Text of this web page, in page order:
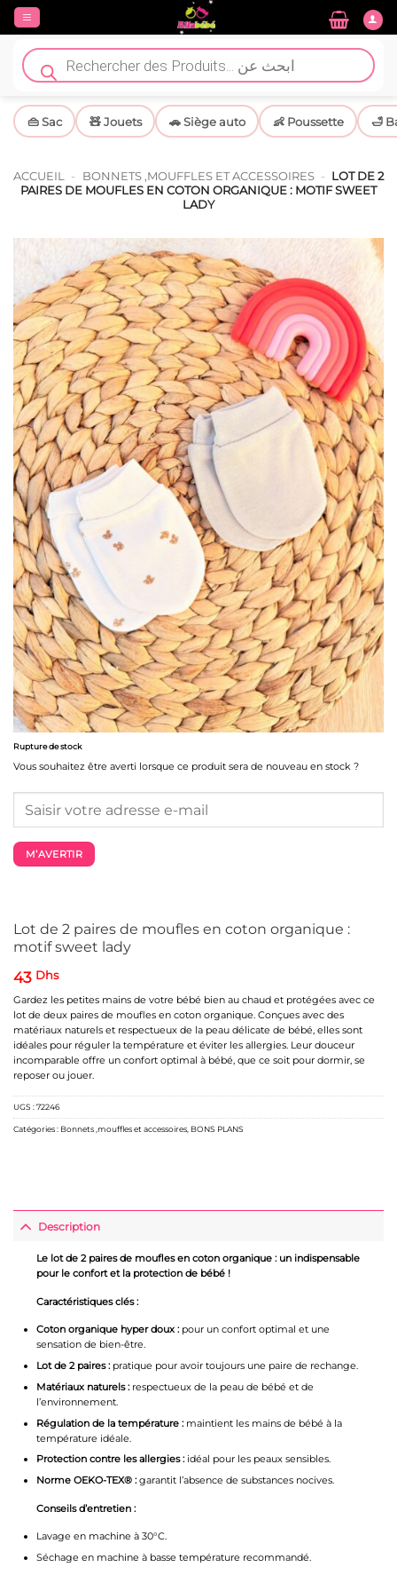
Passer
contenu
Recherche
de
produits
👜 Sac 🧸 Jouets 🚗 Siège auto 👶 Poussette 🛁
ACCUEIL - BONNETS ,MOUFFLES ET ACCESSOIRES - LOT DE 2
PAIRES DE MOUFLES EN COTON ORGANIQUE : MOTIF SWEET
LADY
Lot de 2 paires de moufles en coton organique :
motif sweet lady
43 Dhs
Gardez les petites mains de votre bébé bien au chaud et protégées avec ce
lot de deux paires de moufles en coton organique. Conçues avec des
matériaux naturels et respectueux de la peau délicate de bébé, elles sont
idéales pour réguler la température et éviter les allergies. Leur douceur
incomparable offre un confort optimal à bébé, que ce soit pour dormir, se
reposer ou jouer.
Rupture de stock
Vous souhaitez être averti lorsque ce produit sera de nouveau en stock ?
M’AVERTIR
UGS :72246
Catégories : Bonnets ,mouffles et accessoires, BONS PLANS
Description
Le lot de 2 paires de moufles en coton organique : un indispensable
pour le confort et la protection de bébé !
Caractéristiques clés :
Coton organique hyper doux :pour un confort optimal et une
sensation de bien-être.
Lot de 2 paires :pratique pour avoir toujours une paire de rechange.
Matériaux naturels :respectueux de la peau de bébé et de
l’environnement.
Régulation de la température :maintient les mains de bébé à la
température idéale.
Protection contre les allergies :idéal pour les peaux sensibles.
Norme OEKO-TEX® :garantit l’absence de substances nocives.
Conseils d’entretien :
Lavage en machine à 30°C.
Séchage en machine à basse température recommandé.